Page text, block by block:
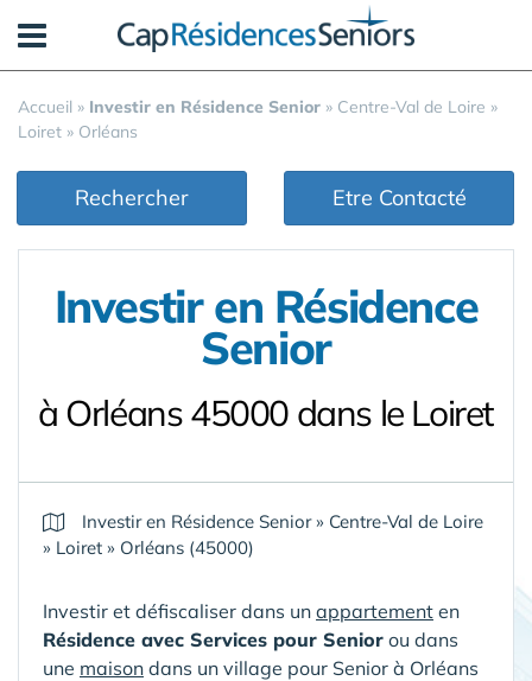
Accueil » Investir en Résidence Senior » Centre-Val de Loire »
Loiret » Orléans
Rechercher Etre Contacté
Investir en Résidence
Senior
à Orléans 45000 dans le Loiret
Investir en Résidence Senior» Centre-Val de Loire
» Loiret » Orléans (45000)
Investir et défiscaliser dans un appartement en
Résidence avec Services pour Senior ou dans
une maison dans un village pour Senior à Orléans